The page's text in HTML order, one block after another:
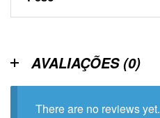
AVALIAÇÕES (0)
There are no reviews yet.